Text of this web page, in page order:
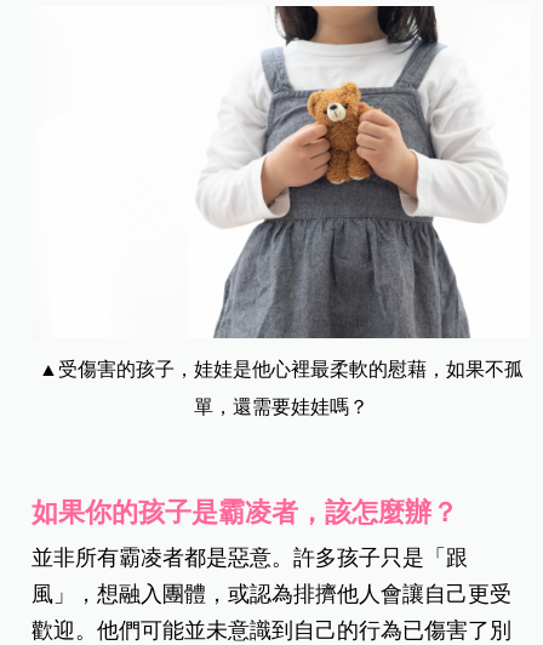
▲受傷害的孩子，娃娃是他心裡最柔軟的慰藉，如果不孤
單，還需要娃娃嗎？
如果你的孩子是霸凌者，該怎麼辦？
並非所有霸凌者都是惡意。許多孩子只是「跟
風」，想融入團體，或認為排擠他人會讓自己更受
歡迎。他們可能並未意識到自己的行為已傷害了別